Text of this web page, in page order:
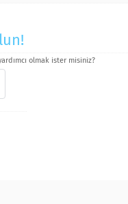
olmak ister misiniz?